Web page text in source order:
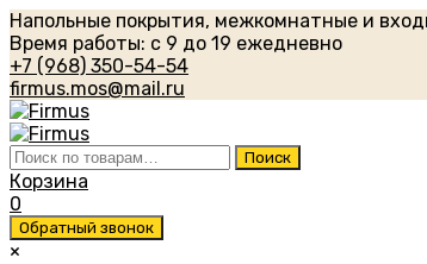
Напольные покрытия, межкомнатные и
Время работы: с 9 до 19 ежедневно
+7 (968) 350-54-54
firmus.mos@mail.ru
Искать: Поиск
Корзина
0
Обратный звонок
×